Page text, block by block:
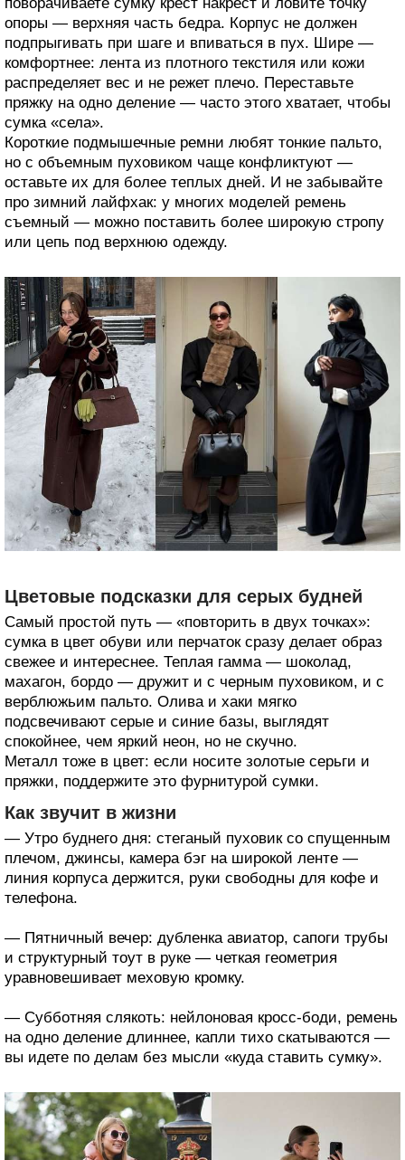
опоры — верхняя часть бедра. Корпус не должен
подпрыгивать при шаге и впиваться в пух. Шире —
комфортнее: лента из плотного текстиля или кожи
распределяет вес и не режет плечо. Переставьте
пряжку на одно деление — часто этого хватает, чтобы
сумка «села».
Короткие подмышечные ремни любят тонкие пальто,
но с объемным пуховиком чаще конфликтуют —
оставьте их для более теплых дней. И не забывайте
про зимний лайфхак: у многих моделей ремень
съемный — можно поставить более широкую стропу
или цепь под верхнюю одежду.
Цветовые подсказки для серых будней
Самый простой путь — «повторить в двух точках»:
сумка в цвет обуви или перчаток сразу делает образ
свежее и интереснее. Теплая гамма — шоколад,
махагон, бордо — дружит и с черным пуховиком, и с
верблюжьим пальто. Олива и хаки мягко
подсвечивают серые и синие базы, выглядят
спокойнее, чем яркий неон, но не скучно.
Металл тоже в цвет: если носите золотые серьги и
пряжки, поддержите это фурнитурой сумки.
Как звучит в жизни
— Утро буднего дня: стеганый пуховик со спущенным
плечом, джинсы, камера бэг на широкой ленте —
линия корпуса держится, руки свободны для кофе и
телефона.
— Пятничный вечер: дубленка авиатор, сапоги трубы
и структурный тоут в руке — четкая геометрия
уравновешивает меховую кромку.
— Субботняя слякоть: нейлоновая кросс-боди, ремень
на одно деление длиннее, капли тихо скатываются —
вы идете по делам без мысли «куда ставить сумку».